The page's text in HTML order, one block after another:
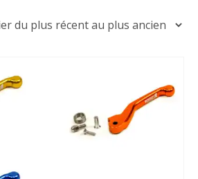
plus
plus
ancien